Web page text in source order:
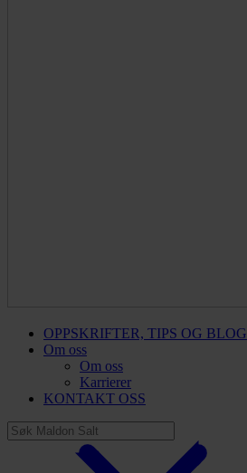
OPPSKRIFTER, TIPS OG BLOG
Om oss
Om oss
Karrierer
KONTAKT OSS